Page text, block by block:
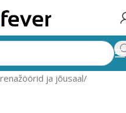
ja jõusaal